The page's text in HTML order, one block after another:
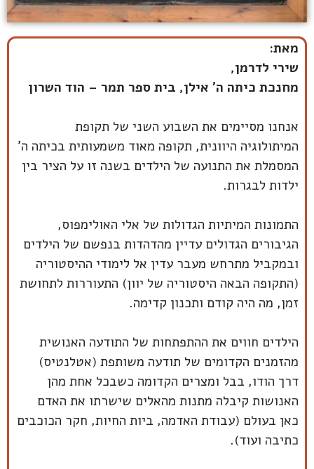
מאת:
שירי לדרמן,
מחנכת כיתה ה' אילן, בית ספר תמר – הוד השרון
אנחנו מסיימים את השבוע השני של תקופת
המיתולוגיה היוונית, תקופה מאוד משמעותית בכיתה ה'
המסמלת את התנועה של הילדים בשנה זו על הציר בין
ילדות לבגרות.
התמונות המיתיות הגדולות של אלי האולימפוס,
הגיבורים הגדולים עדיין מהדהדות בנפשם של הילדים
ובמקביל מתרחש מעבר עדין אל לימודי ההיסטוריה
(התקופה הבאה היסטוריה של יוון) התעוררות לתחושת
זמן, מה היה קודם ותכנון קדימה.
הילדים חווים את ההתפתחות של התודעה האנושית
מהזמנים הקדומים של תודעה משותפת (אטלנטיס)
דרך הודו, בבל ומצרים הקדומה כשבכל אחת מהן
האנושות קיבלה מתנות מהאלים שישרתו את האדם
כאן בעולם (עבודת האדמה, ביות החיות, חקר הכוכבים
כתיבה ועוד).